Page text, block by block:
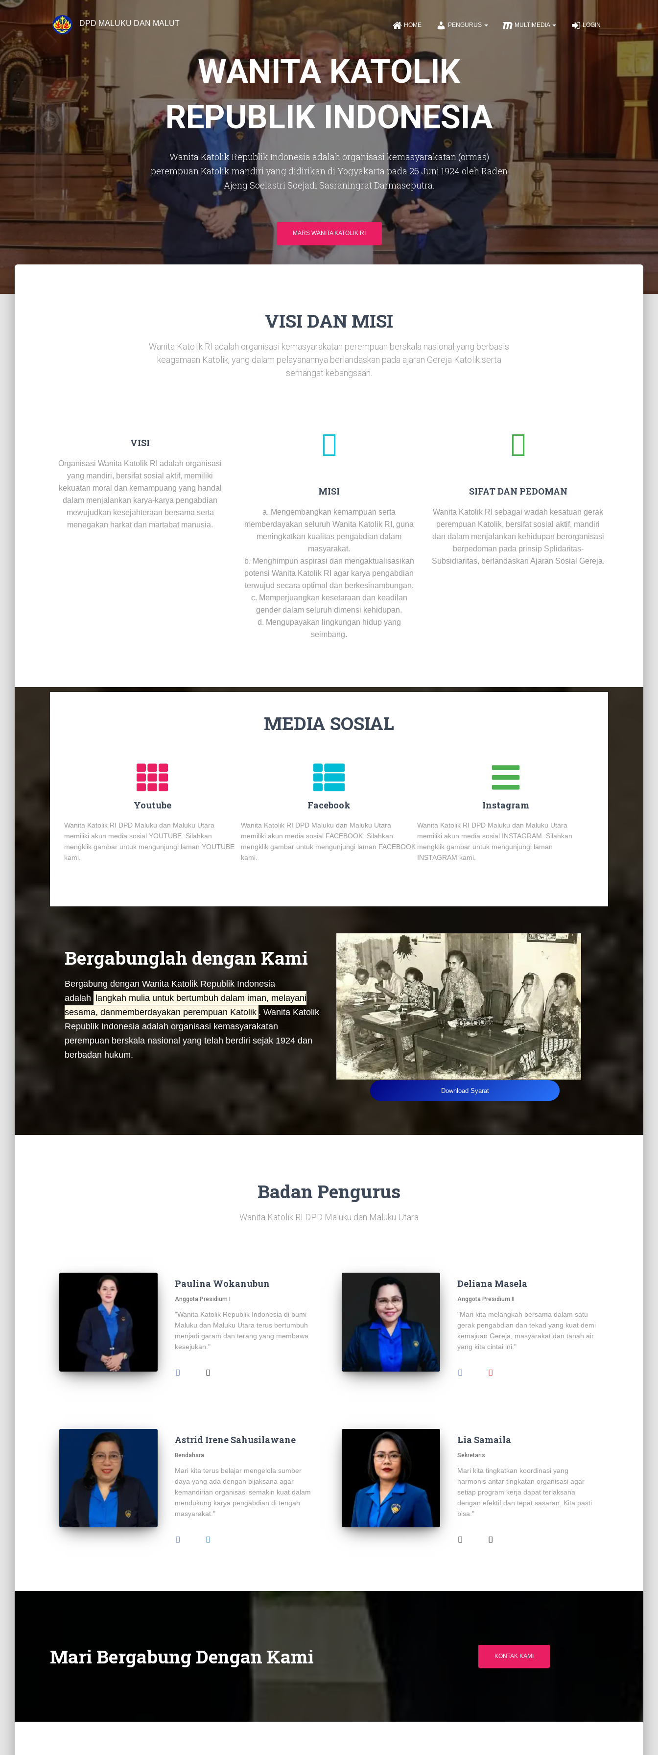
DPD MALUKU DAN MALUT HOME PENGURUS MULTIMEDIA LOGIN
WANITA KATOLIK
REPUBLIK INDONESIA
Wanita Katolik Republik Indonesia adalah organisasi kemasyarakatan (ormas)
perempuan Katolik mandiri yang didirikan di Yogyakarta pada 26 Juni 1924 oleh Raden
Ajeng Soelastri Soejadi Sasraningrat Darmaseputra.
MARS WANITA KATOLIK RI
VISI DAN MISI
Wanita Katolik RI adalah organisasi kemasyarakatan perempuan berskala nasional yang berbasis
keagamaan Katolik, yang dalam pelayanannya berlandaskan pada ajaran Gereja Katolik serta
semangat kebangsaan.
VISI
Organisasi Wanita Katolik RI adalah organisasi
yang mandiri, bersifat sosial aktif, memiliki
kekuatan moral dan kemampuang yang handal
dalam menjalankan karya-karya pengabdian
mewujudkan kesejahteraan bersama serta
menegakan harkat dan martabat manusia.
MISI
a. Mengembangkan kemampuan serta
memberdayakan seluruh Wanita Katolik RI, guna
meningkatkan kualitas pengabdian dalam
masyarakat.
b. Menghimpun aspirasi dan mengaktualisasikan
potensi Wanita Katolik RI agar karya pengabdian
terwujud secara optimal dan berkesinambungan.
c. Memperjuangkan kesetaraan dan keadilan
gender dalam seluruh dimensi kehidupan.
d. Mengupayakan lingkungan hidup yang
seimbang.
SIFAT DAN PEDOMAN
Wanita Katolik RI sebagai wadah kesatuan gerak
perempuan Katolik, bersifat sosial aktif, mandiri
dan dalam menjalankan kehidupan berorganisasi
berpedoman pada prinsip Splidaritas-
Subsidiaritas, berlandaskan Ajaran Sosial Gereja.
MEDIA SOSIAL
Youtube
Wanita Katolik RI DPD Maluku dan Maluku Utara
memiliki akun media sosial YOUTUBE. Silahkan
mengklik gambar untuk mengunjungi laman YOUTUBE
kami.
Facebook
Wanita Katolik RI DPD Maluku dan Maluku Utara
memiliki akun media sosial FACEBOOK. Silahkan
mengklik gambar untuk mengunjungi laman FACEBOOK
kami.
Instagram
Wanita Katolik RI DPD Maluku dan Maluku Utara
memiliki akun media sosial INSTAGRAM. Silahkan
mengklik gambar untuk mengunjungi laman
INSTAGRAM kami.
Bergabunglah dengan Kami
Bergabung dengan Wanita Katolik Republik Indonesia
adalah
langkah mulia untuk bertumbuh dalam iman, melayani
sesama, danmemberdayakan perempuan Katolik . Wanita Katolik
Republik Indonesia adalah organisasi kemasyarakatan
perempuan berskala nasional yang telah berdiri sejak 1924 dan
berbadan hukum.
Download Syarat
Badan Pengurus
Wanita Katolik RI DPD Maluku dan Maluku Utara
Paulina Wokanubun
Anggota Presidium I
"Wanita Katolik Republik Indonesia di bumi
Maluku dan Maluku Utara terus bertumbuh
menjadi garam dan terang yang membawa
kesejukan."
Deliana Masela
Anggota Presidium II
"Mari kita melangkah bersama dalam satu
gerak pengabdian dan tekad yang kuat demi
kemajuan Gereja, masyarakat dan tanah air
yang kita cintai ini."
Astrid Irene Sahusilawane
Bendahara
Mari kita terus belajar mengelola sumber
daya yang ada dengan bijaksana agar
kemandirian organisasi semakin kuat dalam
mendukung karya pengabdian di tengah
masyarakat."
Lia Samaila
Sekretaris
Mari kita tingkatkan koordinasi yang
harmonis antar tingkatan organisasi agar
setiap program kerja dapat terlaksana
dengan efektif dan tepat sasaran. Kita pasti
bisa."
Mari Bergabung Dengan Kami KONTAK KAMI